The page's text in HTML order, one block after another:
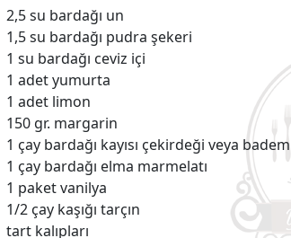
2,5 su bardağı un
1,5 su bardağı pudra şekeri
1 su bardağı ceviz içi
1 adet yumurta
1 adet limon
150 gr. margarin
1 çay bardağı kayısı çekirdeği veya badem
1 çay bardağı elma marmelatı
1 paket vanilya
1/2 çay kaşığı tarçın
tart kalıpları